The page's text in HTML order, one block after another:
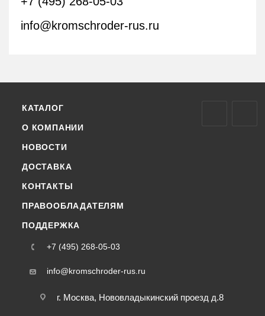
info@kromschroder-rus.ru
КАТАЛОГ
О КОМПАНИИ
НОВОСТИ
ДОСТАВКА
КОНТАКТЫ
ПРАВООБЛАДАТЕЛЯМ
ПОДДЕРЖКА
+7 (495) 268-05-03
info@kromschroder-rus.ru
г. Москва, Нововладыкинский проезд д.8